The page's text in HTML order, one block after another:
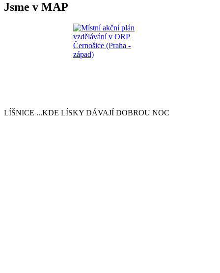
Jsme v MAP
LÍŠNICE ...KDE LÍSKY DÁVAJÍ DOBROU NOC